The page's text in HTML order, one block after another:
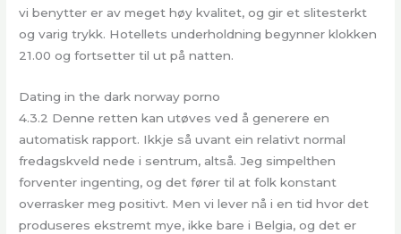
vi benytter er av meget høy kvalitet, og gir et slitesterkt
og varig trykk. Hotellets underholdning begynner klokken
21.00 og fortsetter til ut på natten.
Dating in the dark norway porno
4.3.2 Denne retten kan utøves ved å generere en
automatisk rapport. Ikkje så uvant ein relativt normal
fredagskveld nede i sentrum, altså. Jeg simpelthen
forventer ingenting, og det fører til at folk konstant
overrasker meg positivt. Men vi lever nå i en tid hvor det
produseres ekstremt mye, ikke bare i Belgia, og det er